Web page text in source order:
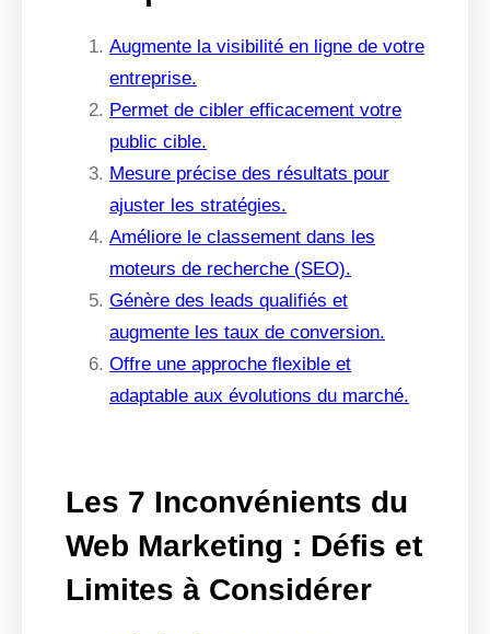
Augmente la visibilité en ligne de votre
entreprise.
Permet de cibler efficacement votre
public cible.
Mesure précise des résultats pour
ajuster les stratégies.
Améliore le classement dans les
moteurs de recherche (SEO).
Génère des leads qualifiés et
augmente les taux de conversion.
Offre une approche flexible et
adaptable aux évolutions du marché.
Les 7 Inconvénients du
Web Marketing : Défis et
Limites à Considérer